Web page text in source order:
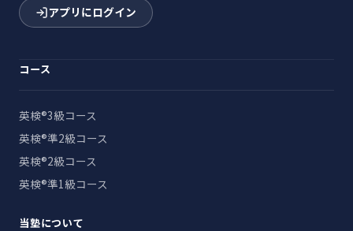
アプリにログイン
コース
英検®3級コース
英検®準2級コース
英検®2級コース
英検®準1級コース
当塾について